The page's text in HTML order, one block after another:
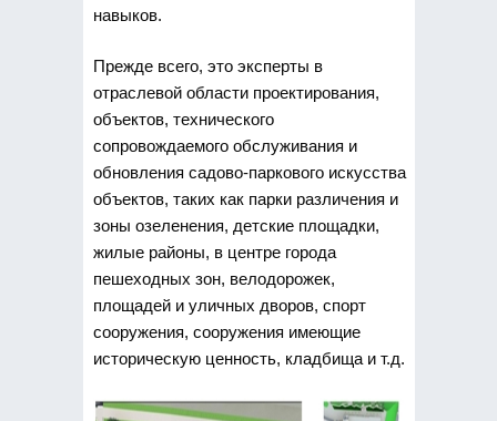
навыков.
Прежде всего, это эксперты в
отраслевой области проектирования,
объектов, технического
сопровождаемого обслуживания и
обновления садово-паркового искусства
объектов, таких как парки различения и
зоны озеленения, детские площадки,
жилые районы, в центре города
пешеходных зон, велодорожек,
площадей и уличных дворов, спорт
сооружения, сооружения имеющие
историческую ценность, кладбища и т.д.